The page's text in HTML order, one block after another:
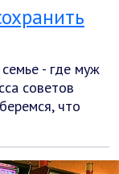
- где муж
советов
что